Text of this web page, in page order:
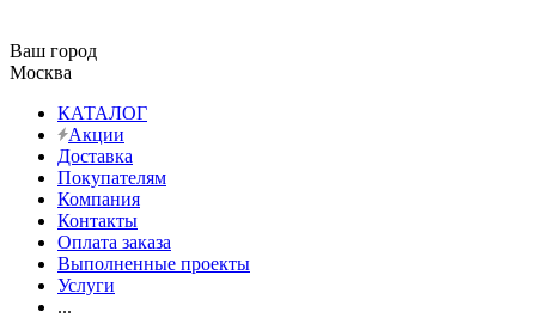
Ваш город
Москва
КАТАЛОГ
Акции
Доставка
Покупателям
Компания
Контакты
Оплата заказа
Выполненные проекты
Услуги
...